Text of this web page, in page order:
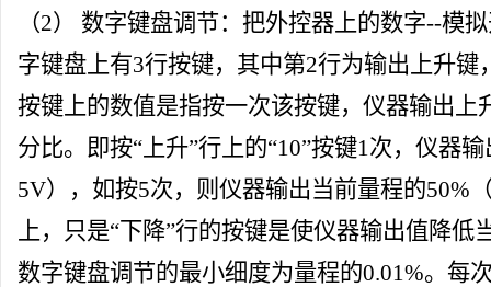
（2） 数字键盘调节：把外控器上的数字--模
字键盘 上有3行按键，其中第2行为输出上升
按键上的数值是指按一次该按键，仪器输出上
分比。即按“上升”行上的“10”按键1次，仪器
5V），如按5次，则仪器输出当前量程的50%
上，只是“下降”行的按键是使仪器输出值降低
数字键盘调节的最小细度为量程的0.01%。每